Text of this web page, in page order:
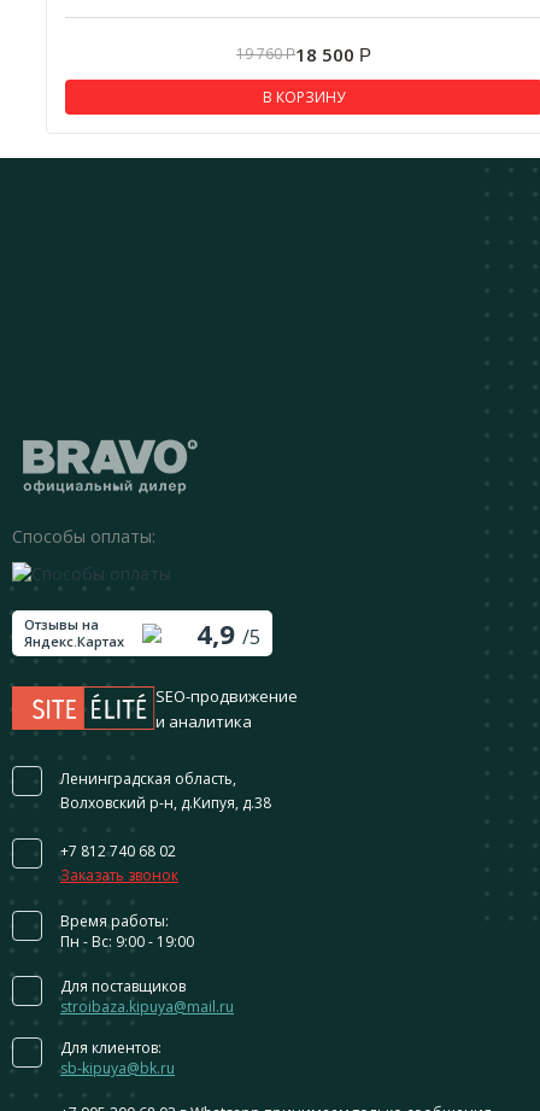
19 760Р18 500 Р
В КОРЗИНУ
Способы оплаты:
Отзывы на
Яндекс.Картах
4,9 /5
SEO-продвижение
и аналитика
Ленинградская область,
Волховский р-н, д.Кипуя, д.38
+7 812 740 68 02
Заказать звонок
Время работы:
Пн - Вс: 9:00 - 19:00
Для поставщиков
stroibaza.kipuya@mail.ru
Для клиентов:
sb-kipuya@bk.ru